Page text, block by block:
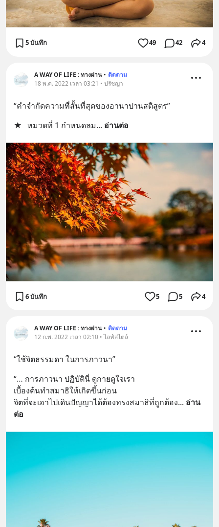
5 บันทึก 49 42 4
A WAY OF LIFE : ทางผ่าน • ติดตาม
18 พ.ค. 2022 เวลา 03:21 • ปรัชญา
“คำจำกัดความที่สั้นที่สุดของอานาปานสติสูตร”
★ หมวดที่ 1 กำหนดลม... อ่านต่อ
6 บันทึก 5 5 4
A WAY OF LIFE : ทางผ่าน • ติดตาม
12 ก.พ. 2022 เวลา 02:10 • ไลฟ์สไตล์
“ใช้จิตธรรมดา ในการภาวนา”
“… การภาวนา ปฏิบัตินี่ ดูกายดูใจเรา
เบื้องต้นทำสมาธิให้เกิดขึ้นก่อน
จิตที่จะเอาไปเดินปัญญาได้ต้องทรงสมาธิที่ถูกต้อง... อ่าน
ต่อ